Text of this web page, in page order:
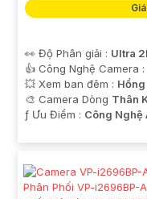
👀 Độ Phân giải : Ultra
👍 Công Nghệ Camera :
💥 Xem ban đêm :
🎨 Camera Dòng Thân
️ƒ Ưu Điểm : Công Nghệ